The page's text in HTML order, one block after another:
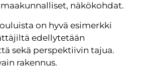
näkökohdat.
on hyvä esimerkki
edellytetään
sekä perspektiivin tajua.
rakennus.